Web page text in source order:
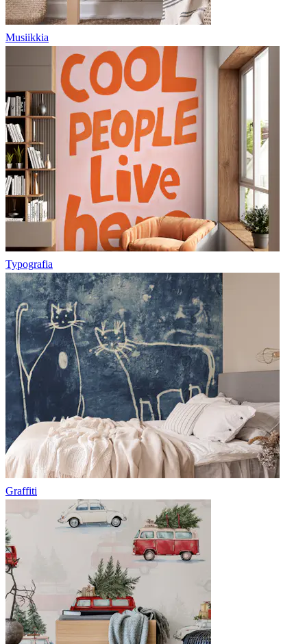
Musiikkia
Typografia
Graffiti